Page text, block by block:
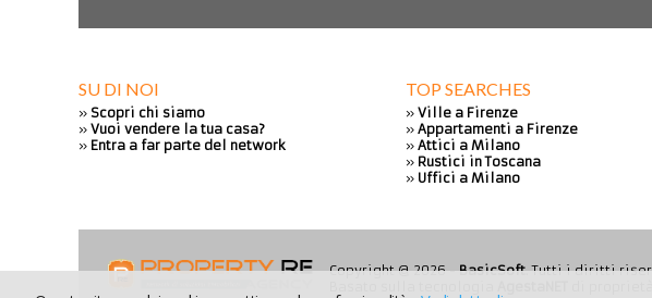
SU DI NOI
» Scopri chi siamo
» Vuoi vendere la tua casa?
» Entra a far parte del network
TOP SEARCHES
» Ville a Firenze
» Appartamenti a Firenze
» Attici a Milano
» Rustici in Toscana
» Uffici a Milano
Copyright @ 2026 -BasicSoft. Tutti i diritti